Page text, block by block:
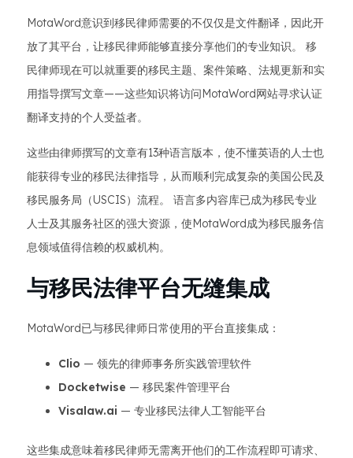
MotaWord意识到移民律师需要的不仅仅是文件翻译，因此开
放了其平台，让移民律师能够直接分享他们的专业知识。 移
民律师现在可以就重要的移民主题、案件策略、法规更新和实
用指导撰写文章——这些知识将访问MotaWord网站寻求认证
翻译支持的个人受益者。
这些由律师撰写的文章有13种语言版本，使不懂英语的人士也
能获得专业的移民法律指导，从而顺利完成复杂的美国公民及
移民服务局（USCIS）流程。 语言多内容库已成为移民专业
人士及其服务社区的强大资源，使MotaWord成为移民服务信
息领域值得信赖的权威机构。
与移民法律平台无缝集成
MotaWord已与移民律师日常使用的平台直接集成：
Clio — 领先的律师事务所实践管理软件
Docketwise — 移民案件管理平台
Visalaw.ai — 专业移民法律人工智能平台
这些集成意味着移民律师无需离开他们的工作流程即可请求、